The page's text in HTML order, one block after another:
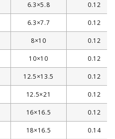
6.3×5.8 0.12
6.3×7.7 0.12
8×10 0.12
10×10 0.12
12.5×13.5 0.12
12.5×21 0.12
16×16.5 0.12
18×16.5 0.14